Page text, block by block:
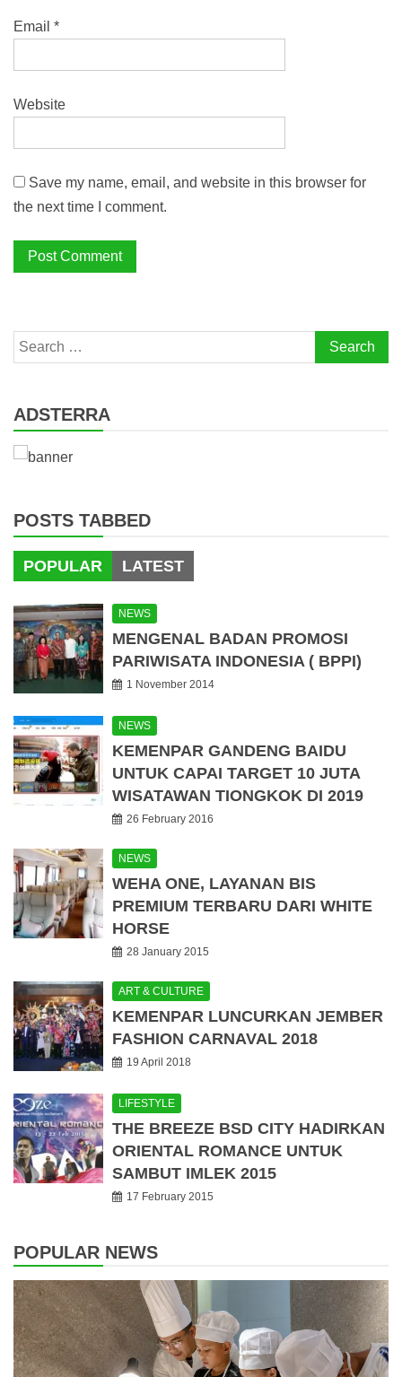
Email *
Website
Save my name, email, and website in this browser for
the next time I comment.
Search
for:
ADSTERRA
POSTS TABBED
POPULAR LATEST
NEWS
MENGENAL BADAN PROMOSI
PARIWISATA INDONESIA ( BPPI)
1 November 2014
NEWS
KEMENPAR GANDENG BAIDU
UNTUK CAPAI TARGET 10 JUTA
WISATAWAN TIONGKOK DI 2019
26 February 2016
NEWS
WEHA ONE, LAYANAN BIS
PREMIUM TERBARU DARI WHITE
HORSE
28 January 2015
ART & CULTURE
KEMENPAR LUNCURKAN JEMBER
FASHION CARNAVAL 2018
19 April 2018
LIFESTYLE
THE BREEZE BSD CITY HADIRKAN
ORIENTAL ROMANCE UNTUK
SAMBUT IMLEK 2015
17 February 2015
POPULAR NEWS